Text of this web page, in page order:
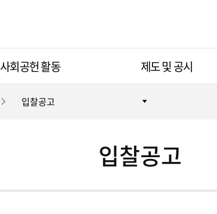
사회공헌 활동 제도 및 공시
입찰공고
입찰공고